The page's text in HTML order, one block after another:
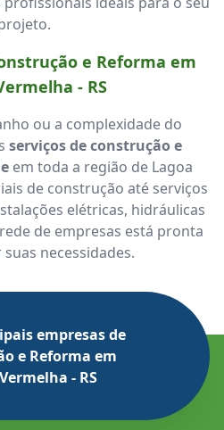
e Reforma em
- RS
ou a complexidade do
serviços de construção e
em toda a região de Lagoa
de construção até serviços
elétricas, hidráulicas
de empresas está pronta
necessidades.
empresas de
e Reforma em
- RS